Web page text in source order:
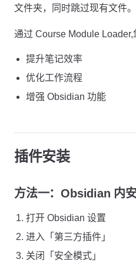
文件夹，同时跳过现有文件。
通过 Course Module Loader,
提升笔记效率
优化工作流程
增强 Obsidian 功能
插件安装
方法一：Obsidian 内安
打开 Obsidian 设置
进入「第三方插件」
关闭「安全模式」